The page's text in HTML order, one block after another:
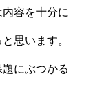
容を十分に
思います。
にぶつかる